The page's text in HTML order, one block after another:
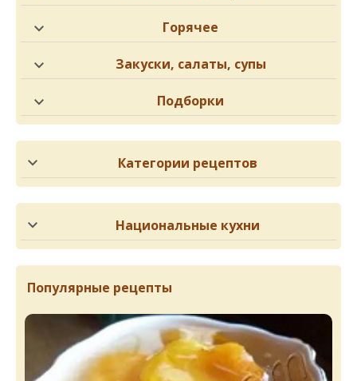
Горячее
Закуски, салаты, супы
Подборки
Категории рецептов
Национальные кухни
Популярные рецепты